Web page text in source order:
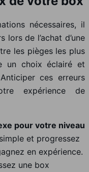
nécessaires, il
de l’achat d’une
les pièges les plus
un choix éclairé et
ces erreurs
expérience de
pour votre niveau
et progressez
en expérience.
une box